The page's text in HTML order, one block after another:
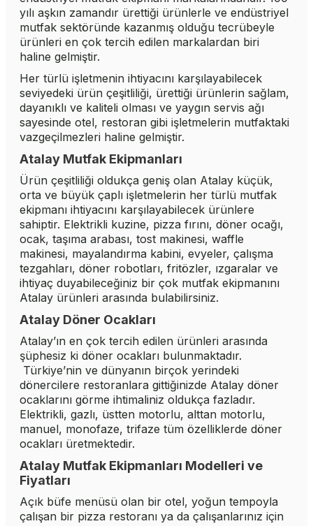
yılı aşkın zamandır ürettiği ürünlerle ve endüstriyel
mutfak sektöründe kazanmış olduğu tecrübeyle
ürünleri en çok tercih edilen markalardan biri
haline gelmiştir.
Her türlü işletmenin ihtiyacını karşılayabilecek
seviyedeki ürün çeşitliliği, ürettiği ürünlerin sağlam,
dayanıklı ve kaliteli olması ve yaygın servis ağı
sayesinde otel, restoran gibi işletmelerin mutfaktaki
vazgeçilmezleri haline gelmiştir.
Atalay Mutfak Ekipmanları
Ürün çeşitliliği oldukça geniş olan Atalay küçük,
orta ve büyük çaplı işletmelerin her türlü mutfak
ekipmanı ihtiyacını karşılayabilecek ürünlere
sahiptir. Elektrikli kuzine, pizza fırını, döner ocağı,
ocak, taşıma arabası, tost makinesi, waffle
makinesi, mayalandırma kabini, evyeler, çalışma
tezgahları, döner robotları, fritözler, ızgaralar ve
ihtiyaç duyabileceğiniz bir çok mutfak ekipmanını
Atalay ürünleri arasında bulabilirsiniz.
Atalay Döner Ocakları
Atalay’ın en çok tercih edilen ürünleri arasında
şüphesiz ki döner ocakları bulunmaktadır.
Türkiye’nin ve dünyanın birçok yerindeki
dönercilere restoranlara gittiğinizde Atalay döner
ocaklarını görme ihtimaliniz oldukça fazladır.
Elektrikli, gazlı, üstten motorlu, alttan motorlu,
manuel, monofaze, trifaze tüm özelliklerde döner
ocakları üretmektedir.
Atalay Mutfak Ekipmanları Modelleri ve
Fiyatları
Açık büfe menüsü olan bir otel, yoğun tempoyla
çalışan bir pizza restoranı ya da çalışanlarınız için